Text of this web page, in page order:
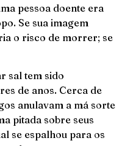
pessoa doente era
Se sua imagem
o risco de morrer; se
sal tem sido
de anos. Cerca de
anulavam a má sorte
pitada sobre seus
se espalhou para os